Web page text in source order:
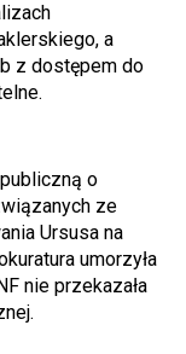
a
z dostępem do
o
ze
Ursusa na
umorzyła
nie przekazała